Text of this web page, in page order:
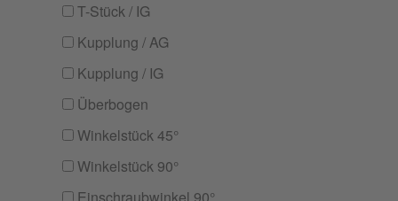
T-Stück / IG
Kupplung / AG
Kupplung / IG
Überbogen
Winkelstück 45°
Winkelstück 90°